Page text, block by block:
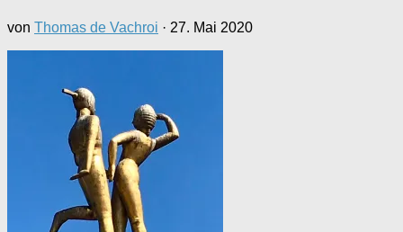
von Thomas de Vachroi · 27. Mai 2020